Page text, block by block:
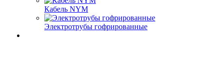
Кабель NYM
Электротрубы гофрированные